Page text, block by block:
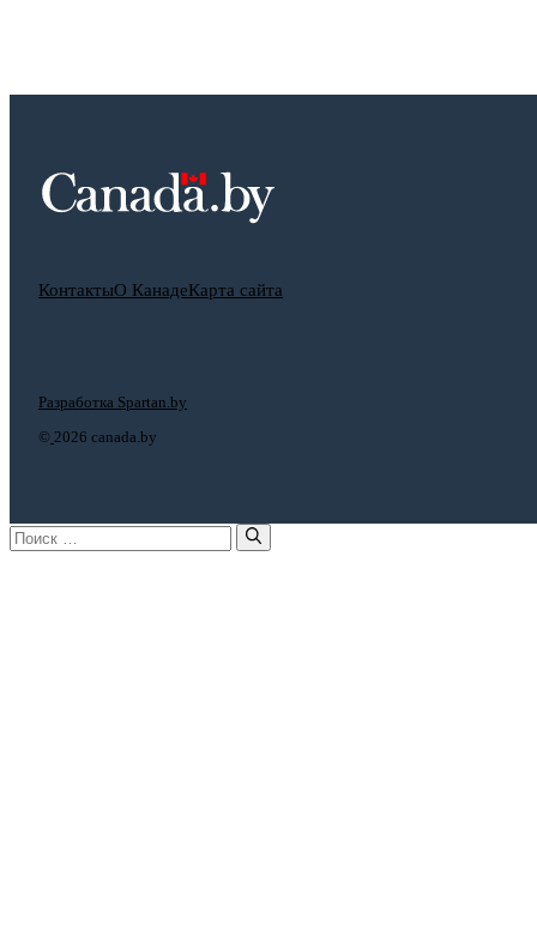
КонтактыО КанадеКарта сайта
© 2026 canada.by
Разработка Spartan.by
Поиск: